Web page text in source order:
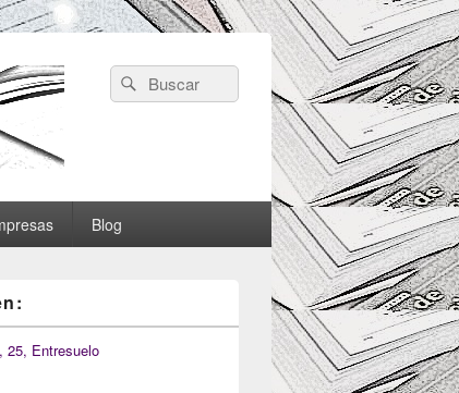
Search
for:
Blog
25, Entresuelo